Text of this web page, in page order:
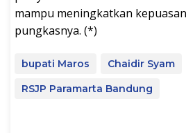
mampu meningkatkan
pungkasnya. (*)
bupati Maros Chaidir Syam
RSJP Paramarta Bandung